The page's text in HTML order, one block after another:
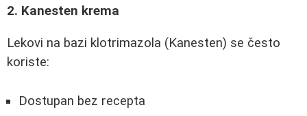
2. Kanesten krema
Lekovi na bazi klotrimazola (Kanesten) se često
koriste:
Dostupan bez recepta